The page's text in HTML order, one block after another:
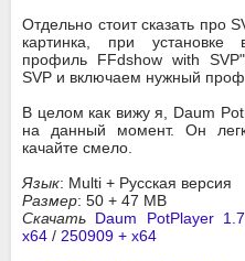
Отдельно стоит сказать про
картинка, при установке
профиль FFdshow with
SVP и включаем нужный
В целом как вижу я, Daum
на данный момент. Он
качайте смело.
Язык: Multi + Русская версия
Размер: 50 + 47 MB
Скачать Daum PotPlayer
x64 / 250909 + x64